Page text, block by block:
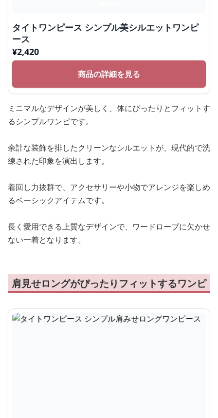
タイトワンピース シンプル美シルエットワンピ
ース
¥2,420
商品の詳細を見る
ミニマルなデザインが美しく、体にぴったりとフィットす
るシンプルワンピです。
余計な装飾を排したクリーンなシルエットが、現代的で洗
練された印象を演出します。
着回し力抜群で、アクセサリーや小物でアレンジを楽しめ
るベーシックアイテムです。
長く愛用できる上質なデザインで、ワードローブに欠かせ
ない一着となります。
肩見せロングがぴったりフィットするワンピ